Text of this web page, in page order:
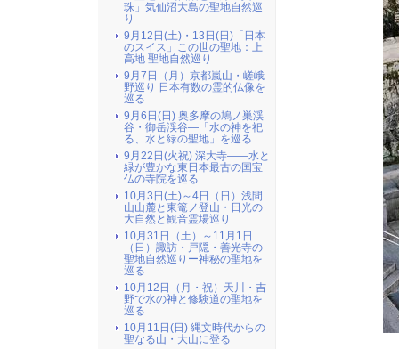
珠」気仙沼大島の聖地自然巡
り
9月12日(土)・13日(日)「日本
のスイス」この世の聖地：上
高地 聖地自然巡り
9月7日（月）京都嵐山・嵯峨
野巡り 日本有数の霊的仏像を
巡る
9月6日(日) 奥多摩の鳩ノ巣渓
谷・御岳渓谷―「水の神を祀
る、水と緑の聖地」を巡る
9月22日(火祝) 深大寺――水と
緑が豊かな東日本最古の国宝
仏の寺院を巡る
10月3日(土)～4日（日）浅間
山山麓と東篭ノ登山・日光の
大自然と観音霊場巡り
10月31日（土）～11月1日
（日）諏訪・戸隠・善光寺の
聖地自然巡りー神秘の聖地を
巡る
10月12日（月・祝）天川・吉
野で水の神と修験道の聖地を
巡る
10月11日(日) 縄文時代からの
聖なる山・大山に登る